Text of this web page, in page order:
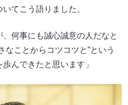
てこう語りました。
、何事にも誠心誠意の人だなと
なことからコツコツと”という
んできたと思います」